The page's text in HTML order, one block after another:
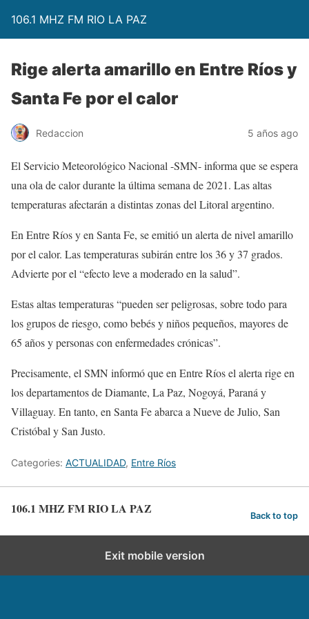
106.1 MHZ FM RIO LA PAZ
Rige alerta amarillo en Entre Ríos y
Santa Fe por el calor
Redaccion 5 años ago
El Servicio Meteorológico Nacional -SMN- informa que se espera
una ola de calor durante la última semana de 2021. Las altas
temperaturas afectarán a distintas zonas del Litoral argentino.
En Entre Ríos y en Santa Fe, se emitió un alerta de nivel amarillo
por el calor. Las temperaturas subirán entre los 36 y 37 grados.
Advierte por el “efecto leve a moderado en la salud”.
Estas altas temperaturas “pueden ser peligrosas, sobre todo para
los grupos de riesgo, como bebés y niños pequeños, mayores de
65 años y personas con enfermedades crónicas”.
Precisamente, el SMN informó que en Entre Ríos el alerta rige en
los departamentos de Diamante, La Paz, Nogoyá, Paraná y
Villaguay. En tanto, en Santa Fe abarca a Nueve de Julio, San
Cristóbal y San Justo.
Categories: ACTUALIDAD, Entre Ríos
106.1 MHZ FM RIO LA PAZ Back to top
Exit mobile version